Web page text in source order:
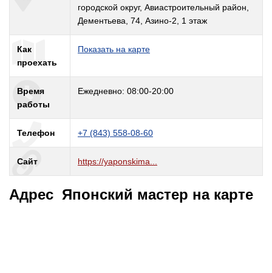
городской округ, Авиастроительный район,
Дементьева, 74, Азино-2, 1 этаж
Как
проехать
Показать на карте
Время
работы
Ежедневно: 08:00-20:00
Телефон +7 (843) 558-08-60
Сайт https://yaponskima...
Адрес Японский мастер на карте